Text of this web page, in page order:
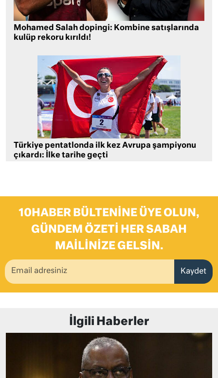
Mohamed Salah dopingi: Kombine satışlarında
kulüp rekoru kırıldı!
Türkiye pentatlonda ilk kez Avrupa şampiyonu
çıkardı: İlke tarihe geçti
10HABER BÜLTENINE ÜYE OLUN,
GÜNDEM ÖZETI HER SABAH
MAILINIZE GELSIN.
Kaydet
İlgili Haberler